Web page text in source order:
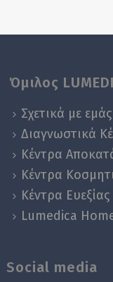
Όμιλος
Σχετικά με εμάς
Διαγνωστικά
Κέντρα
Κέντρα
Κέντρα
Lumedica
Social media